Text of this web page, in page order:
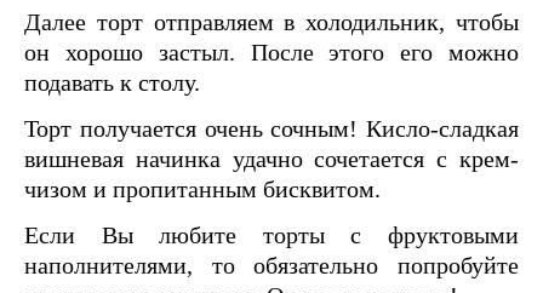
Далее торт отправляем в холодильник, чтобы
он хорошо застыл. После этого его можно
подавать к столу.
Торт получается очень сочным! Кисло-сладкая
вишневая начинка удачно сочетается с крем-
чизом и пропитанным бисквитом.
Если Вы любите торты с фруктовыми
наполнителями, то обязательно попробуйте